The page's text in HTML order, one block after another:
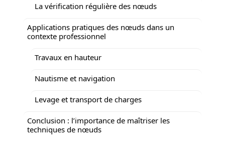
La vérification régulière des nœuds
Applications pratiques des nœuds dans un
contexte professionnel
Travaux en hauteur
Nautisme et navigation
Levage et transport de charges
Conclusion : l’importance de maîtriser les
techniques de nœuds